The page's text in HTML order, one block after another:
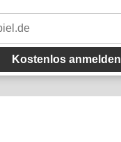
Kostenlos anmelden